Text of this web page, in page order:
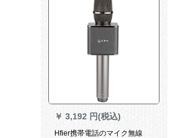
￥ 3,192 円(税込)
Hfier携帯電話のマイク無線